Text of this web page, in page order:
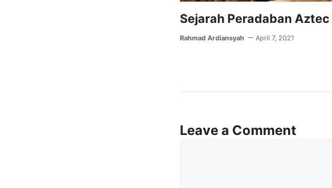
Sejarah Peradaban Aztec
Rahmad Ardiansyah April 7, 2021
Leave a Comment